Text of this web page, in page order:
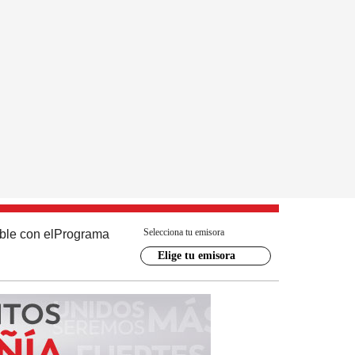
con el Programa Selecciona tu emisora
Elige tu emisora